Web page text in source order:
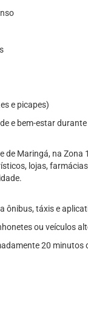
e picapes)
e bem-estar
Maringá, na Zona
lojas,
ônibus, táxis e
ou veículos
20 minutos